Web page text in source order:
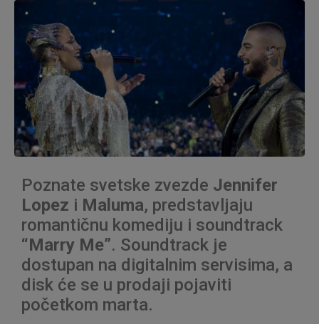
Poznate svetske zvezde Jennifer
Lopez i Maluma, predstavljaju
romantičnu komediju i soundtrack
“Marry Me”. Soundtrack je
dostupan na digitalnim servisima, a
disk će se u prodaji pojaviti
početkom marta.